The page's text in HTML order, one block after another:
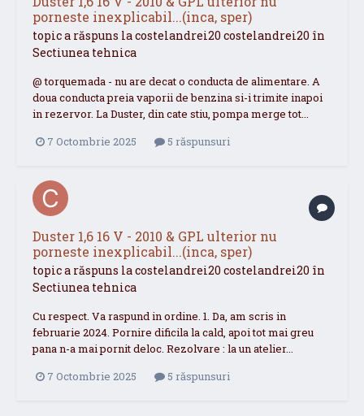
porneste inexplicabil...(inca, sper)
topic a răspuns lacostelandrei20 costelandrei20 în
Sectiunea tehnica
@ torquemada - nu are decat o conducta de alimentare. A
doua conducta preia vaporii de benzina si-i trimite inapoi
in rezervor. La Duster, din cate stiu, pompa merge tot...
7 Octombrie 2025
5 răspunsuri
Duster 1,6 16 V - 2010 & GPL ulterior nu
porneste inexplicabil...(inca, sper)
topic a răspuns lacostelandrei20 costelandrei20 în
Sectiunea tehnica
Cu respect. Va raspund in ordine. 1. Da, am scris in
februarie 2024. Pornire dificila la cald, apoi tot mai greu
pana n-a mai pornit deloc. Rezolvare : la un atelier...
7 Octombrie 2025
5 răspunsuri